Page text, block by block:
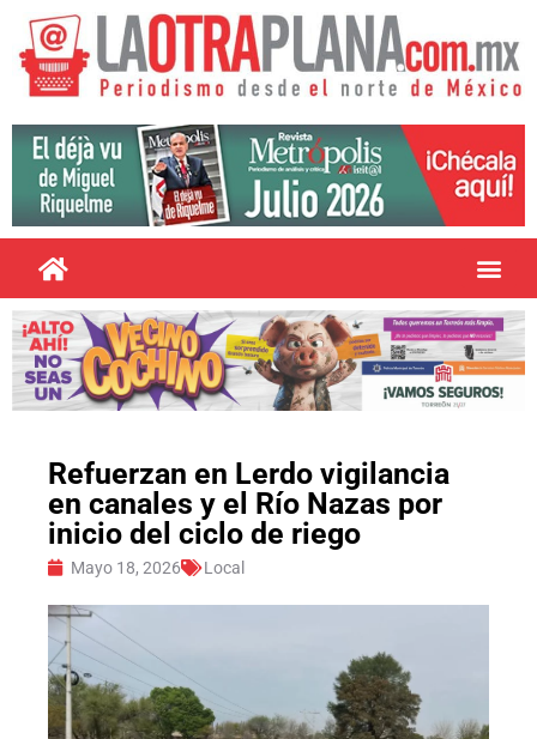
Refuerzan en Lerdo vigilancia
en canales y el Río Nazas por
inicio del ciclo de riego
Mayo 18, 2026 Local